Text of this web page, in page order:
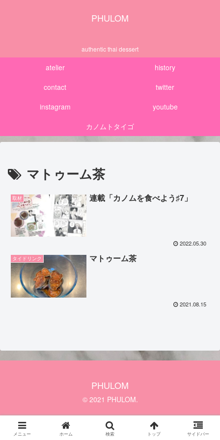
PHULOM
authentic thai dessert
atelier
history
contact
twitter
instagram
youtube
カノムトタイゴ
マトゥーム茶
取材 連載「カノムを食べよう♯7」
2022.05.30
タイドリンク マトゥーム茶
2021.08.15
PHULOM
© 2021 PHULOM.
メニュー ホーム 検索 トップ サイドバー